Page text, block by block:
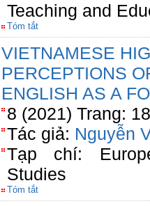
Teaching and
Tóm tắt
VIETNAMESE
PERCEPTIONS
ENGLISH AS A
8 (2021) Trang:
Tác giả: Nguyễn
Tạp chí:
Studies
Tóm tắt